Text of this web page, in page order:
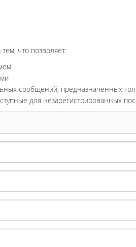
что позволяет:
сообщений, предназначенных
для незарегистрированных